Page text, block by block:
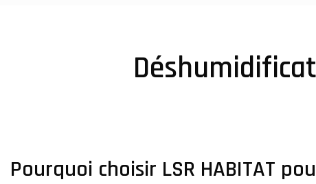
Pourquoi choisir LSR HABITAT